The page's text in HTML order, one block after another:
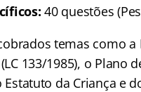
40 questões
temas como
133/1985), o Plano
da Criança e